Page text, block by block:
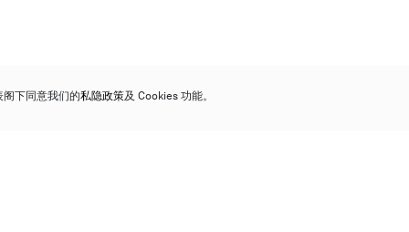
下同意我们的私隐政策及 Cookies 功能。